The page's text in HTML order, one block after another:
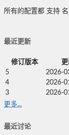
所有的配置都 支持
最近更新
修订版本
5
2026-
4 2026-
3 2026-
更多...
最近讨论